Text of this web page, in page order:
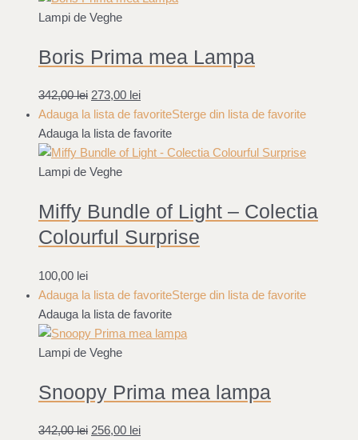
Lampi de Veghe
Boris Prima mea Lampa
342,00lei 273,00 lei
Adauga la lista de favoriteSterge din lista de favorite
Adauga la lista de favorite
Lampi de Veghe
Miffy Bundle of Light – Colectia
Colourful Surprise
100,00 lei
Adauga la lista de favoriteSterge din lista de favorite
Adauga la lista de favorite
Lampi de Veghe
Snoopy Prima mea lampa
342,00lei 256,00 lei